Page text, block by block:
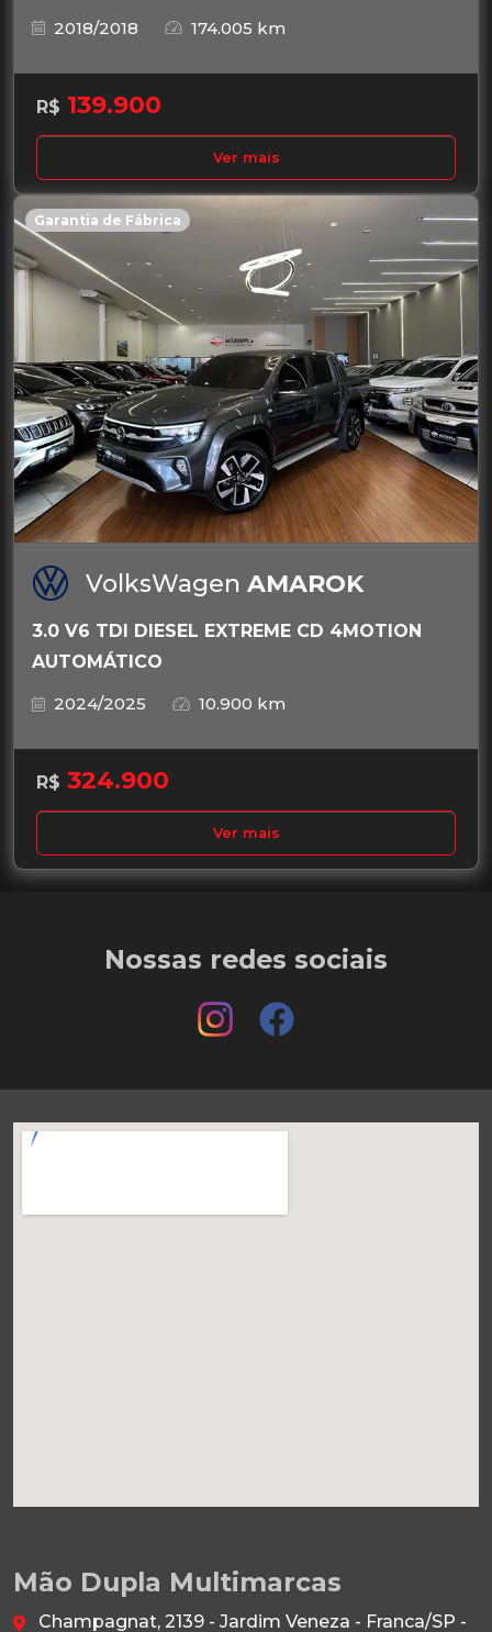
2018/2018
174.005 km
R$ 139.900
Ver mais
Garantia de Fábrica
VolksWagen AMAROK
3.0 V6 TDI DIESEL EXTREME CD 4MOTION
AUTOMÁTICO
2024/2025
10.900 km
R$ 324.900
Ver mais
Nossas redes sociais
Mão Dupla Multimarcas
Champagnat, 2139 - Jardim Veneza - Franca/SP -